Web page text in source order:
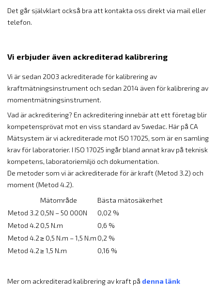
Det går självklart också bra att kontakta oss direkt via mail eller
telefon.
Vi erbjuder även ackrediterad kalibrering
Vi är sedan 2003 ackrediterade för kalibrering av
kraftmätningsinstrument och sedan 2014 även för kalibrering av
momentmätningsinstrument.
Vad är ackreditering? En ackreditering innebär att ett företag blir
kompetensprövat mot en viss standard av Swedac. Här på CA
Mätsystem är vi ackrediterade mot ISO 17025, som är en samling
krav för laboratorier. I ISO 17025 ingår bland annat krav på teknisk
kompetens, laboratoriemiljö och dokumentation.
De metoder som vi är ackrediterade för är kraft (Metod 3.2) och
moment (Metod 4.2).
Mätområde
Bästa mätosäkerhet
Metod 3.2 0,5N – 50 000N
0,02 %
Metod 4.2 0,5 N.m
0,6 %
Metod 4.2≥ 0,5 N.m – 1,5 N.m 0,2 %
Metod 4.2≥ 1,5 N.m 0,16 %
Mer om ackrediterad kalibrering av kraft på denna länk